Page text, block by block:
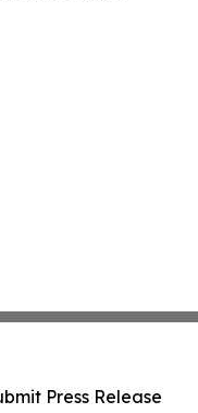
Press Release